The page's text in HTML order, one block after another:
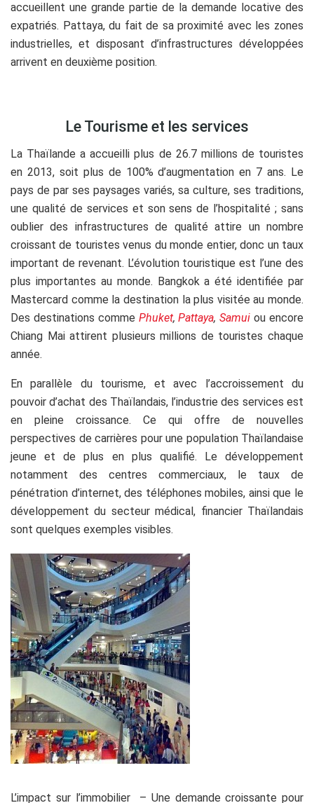
accueillent une grande partie de la demande locative des
expatriés. Pattaya, du fait de sa proximité avec les zones
industrielles, et disposant d’infrastructures développées
arrivent en deuxième position.
Le Tourisme et les services
La Thaïlande a accueilli plus de 26.7 millions de touristes
en 2013, soit plus de 100% d’augmentation en 7 ans. Le
pays de par ses paysages variés, sa culture, ses traditions,
une qualité de services et son sens de l’hospitalité ; sans
oublier des infrastructures de qualité attire un nombre
croissant de touristes venus du monde entier, donc un taux
important de revenant. L’évolution touristique est l’une des
plus importantes au monde. Bangkok a été identifiée par
Mastercard comme la destination la plus visitée au monde.
Des destinations comme Phuket,Pattaya,Samui ou encore
Chiang Mai attirent plusieurs millions de touristes chaque
année.
En parallèle du tourisme, et avec l’accroissement du
pouvoir d’achat des Thaïlandais, l’industrie des services est
en pleine croissance. Ce qui offre de nouvelles
perspectives de carrières pour une population Thaïlandaise
jeune et de plus en plus qualifié. Le développement
notamment des centres commerciaux, le taux de
pénétration d’internet, des téléphones mobiles, ainsi que le
développement du secteur médical, financier Thaïlandais
sont quelques exemples visibles.
L’impact sur l’immobilier – Une demande croissante pour